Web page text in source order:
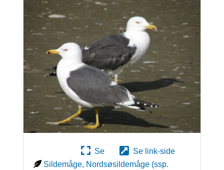
Se
Se link-side
Sildemåge, Nordsøsildemåge (ssp.